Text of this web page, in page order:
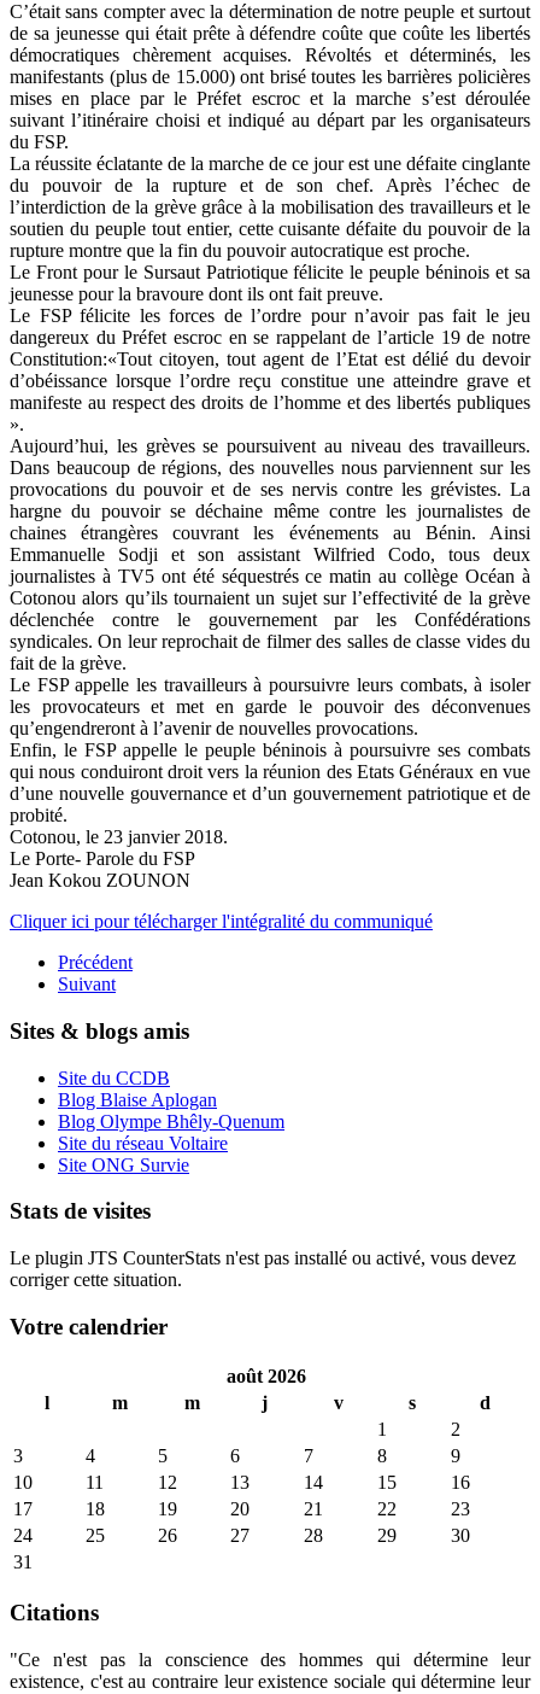
C’était sans compter avec la détermination de notre peuple et surtout
de sa jeunesse qui était prête à défendre coûte que coûte les libertés
démocratiques chèrement acquises. Révoltés et déterminés, les
manifestants (plus de 15.000) ont brisé toutes les barrières policières
mises en place par le Préfet escroc et la marche s’est déroulée
suivant l’itinéraire choisi et indiqué au départ par les organisateurs
du FSP.
La réussite éclatante de la marche de ce jour est une défaite cinglante
du pouvoir de la rupture et de son chef. Après l’échec de
l’interdiction de la grève grâce à la mobilisation des travailleurs et le
soutien du peuple tout entier, cette cuisante défaite du pouvoir de la
rupture montre que la fin du pouvoir autocratique est proche.
Le Front pour le Sursaut Patriotique félicite le peuple béninois et sa
jeunesse pour la bravoure dont ils ont fait preuve.
Le FSP félicite les forces de l’ordre pour n’avoir pas fait le jeu
dangereux du Préfet escroc en se rappelant de l’article 19 de notre
Constitution:«Tout citoyen, tout agent de l’Etat est délié du devoir
d’obéissance lorsque l’ordre reçu constitue une atteindre grave et
manifeste au respect des droits de l’homme et des libertés publiques
».
Aujourd’hui, les grèves se poursuivent au niveau des travailleurs.
Dans beaucoup de régions, des nouvelles nous parviennent sur les
provocations du pouvoir et de ses nervis contre les grévistes. La
hargne du pouvoir se déchaine même contre les journalistes de
chaines étrangères couvrant les événements au Bénin. Ainsi
Emmanuelle Sodji et son assistant Wilfried Codo, tous deux
journalistes à TV5 ont été séquestrés ce matin au collège Océan à
Cotonou alors qu’ils tournaient un sujet sur l’effectivité de la grève
déclenchée contre le gouvernement par les Confédérations
syndicales. On leur reprochait de filmer des salles de classe vides du
fait de la grève.
Le FSP appelle les travailleurs à poursuivre leurs combats, à isoler
les provocateurs et met en garde le pouvoir des déconvenues
qu’engendreront à l’avenir de nouvelles provocations.
Enfin, le FSP appelle le peuple béninois à poursuivre ses combats
qui nous conduiront droit vers la réunion des Etats Généraux en vue
d’une nouvelle gouvernance et d’un gouvernement patriotique et de
probité.
Cotonou, le 23 janvier 2018.
Le Porte- Parole du FSP
Jean Kokou ZOUNON
Cliquer ici pour télécharger l'intégralité du communiqué
Précédent
Suivant
Sites & blogs amis
Site du CCDB
Blog Blaise Aplogan
Blog Olympe Bhêly-Quenum
Site du réseau Voltaire
Site ONG Survie
Stats de visites
Le plugin JTS CounterStats n'est pas installé ou activé, vous devez
corriger cette situation.
Votre calendrier
août 2026
l
m m j v s
d
1
2
3
4 5 6 7 8
9
10
11 12 13 14 15
16
17
18 19 20 21 22
23
24
25 26 27 28 29
30
31
Citations
"Ce n'est pas la conscience des hommes qui détermine leur
existence, c'est au contraire leur existence sociale qui détermine leur